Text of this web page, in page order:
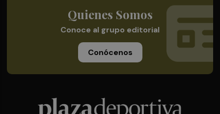
Quienes Somos
Conoce al grupo editorial
Conócenos